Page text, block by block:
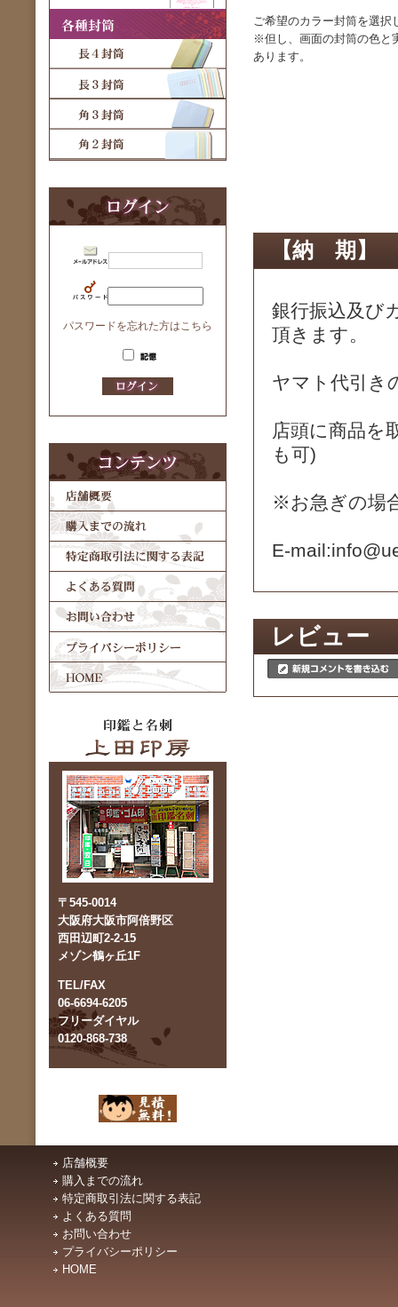
パスワードを忘れた方はこちら
〒545-0014
大阪府大阪市阿倍野区
西田辺町2-2-15
メゾン鶴ヶ丘1F
TEL/FAX
06-6694-6205
フリーダイヤル
0120-868-738
ご希望のカラー封筒を選択
※但し、画面の封筒の色と
あります。
【納 期】
銀行振込及び
頂きます。
ヤマト代引き
店頭に商品を
も可)
※お急ぎの場
E-
レビュー
店舗概要
購入までの流れ
特定商取引法に関する表記
よくある質問
お問い合わせ
プライバシーポリシー
HOME